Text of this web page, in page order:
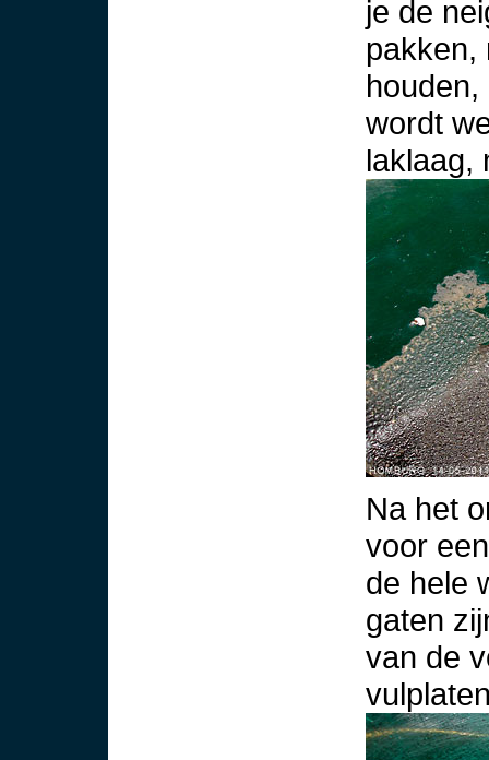
je de
pakken,
wordt
laklaag,
Na het
voor
de hele
gaten
van de